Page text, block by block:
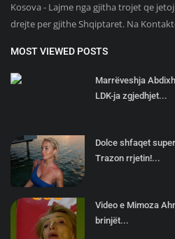
Kosova - Lajme nga gjitha trojet qe
drejte per gjithe Shqiptaret. Na
MOST VIEWED POSTS
Marrëveshja
LDK-ja zgjedhjet...
Dolce shfaqet
Trazon rrjetin!...
Video e Mimoza
brinjët...